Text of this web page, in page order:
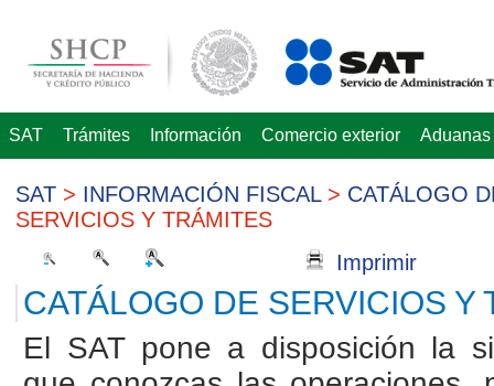
SAT Trámites Información Comercio exterior Aduanas
SAT > INFORMACIÓN FISCAL> CATÁLOGO
SERVICIOS Y TRÁMITES
Imprimir
CATÁLOGO DE SERVICIOS Y
El SAT pone a disposición la